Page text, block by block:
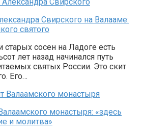
Свирского на Валааме:
святого
сосен на Ладоге есть
лет назад начинался путь
святых России. Это скит
Его…
монастыря: «здесь
и молитва»